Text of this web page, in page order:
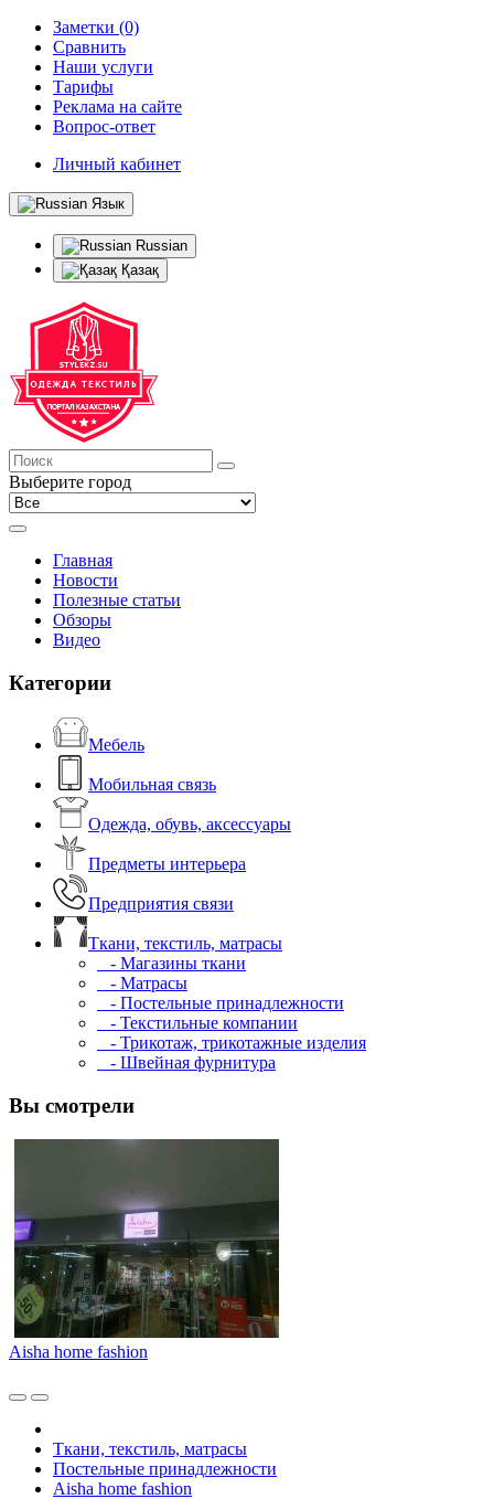
Заметки (0)
Сравнить
Наши услуги
Тарифы
Реклама на сайте
Вопрос-ответ
Личный кабинет
Язык
Russian
Қазақ
Выберите город
Главная
Новости
Полезные статьи
Обзоры
Видео
Категории
Мебель
Мобильная связь
Одежда, обувь, аксессуары
Предметы интерьера
Предприятия связи
Ткани, текстиль, матрасы
- Магазины ткани
- Матрасы
- Постельные принадлежности
- Текстильные компании
- Трикотаж, трикотажные изделия
- Швейная фурнитура
Вы смотрели
Aisha home fashion
Ткани, текстиль, матрасы
Постельные принадлежности
Aisha home fashion